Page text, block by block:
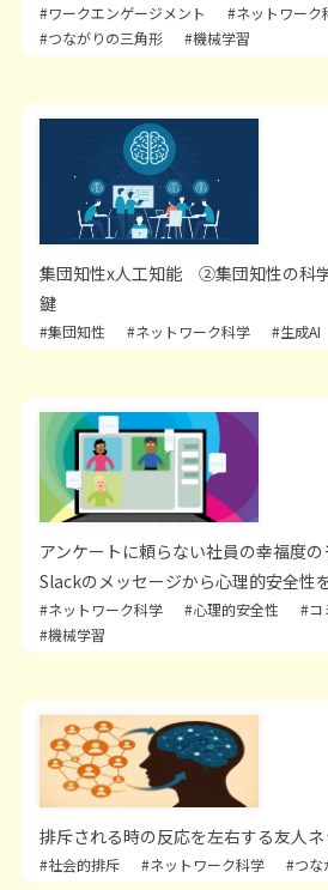
#ワークエンゲージメント
#ネットワーク
#つながりの三角形
#機械学習
集団知性x人工知能 ②集団知性の科
鍵
#集団知性 #ネットワーク科学 #生成AI
アンケートに頼らない社員の幸福度
Slackのメッセージから心理的安全性
#ネットワーク科学 #心理的安全性
#コ
#機械学習
排斥される時の反応を左右する友人
#社会的排斥 #ネットワーク科学 #つな